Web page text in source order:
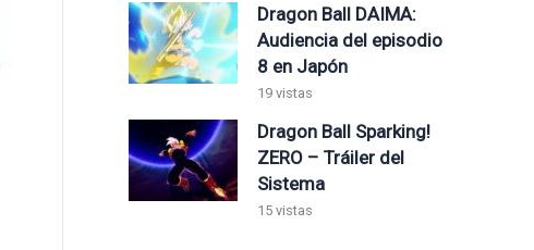
Dragon Ball DAIMA:
Audiencia del episodio
8 en Japón
19 vistas
Dragon Ball Sparking!
ZERO – Tráiler del
Sistema
15 vistas